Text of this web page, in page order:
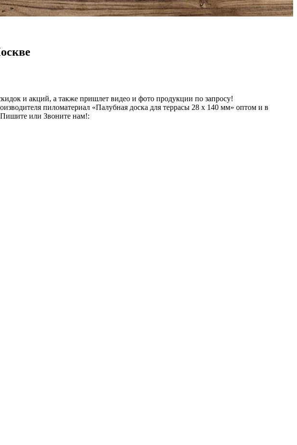
и акций, а также пришлет видео и фото продукции по запросу!
пиломатериал «Палубная доска для террасы 28 х 140 мм» оптом и в
или Звоните нам!: